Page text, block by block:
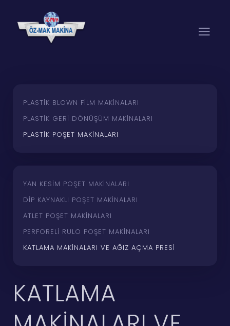
KATLAMA
PLASTIK BLOWN FILM MAKINALARI
PLASTIK GERI DÖNÜŞÜM MAKINALARI
PLASTIK POŞET MAKINALARI
YAN KESIM POŞET MAKINALARI
DIP KAYNAKLI POŞET MAKINALARI
ATLET POŞET MAKINALARI
PERFORELI RULO POŞET MAKINALARI
KATLAMA MAKINALARI VE AĞIZ AÇMA PRESI